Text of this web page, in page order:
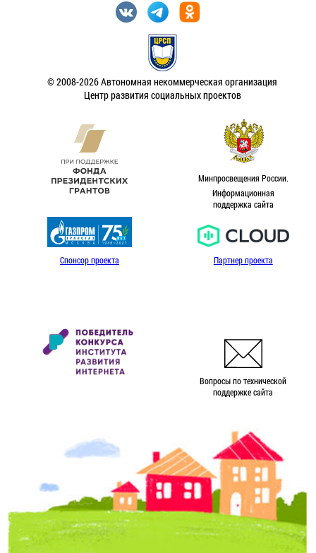
© 2008-2026 Автономная некоммерческая организация
Центр развития социальных проектов
Минпросвещения России.
Информационная
поддержка сайта
Спонсор проекта Партнер проекта
Вопросы по технической
поддержке сайта